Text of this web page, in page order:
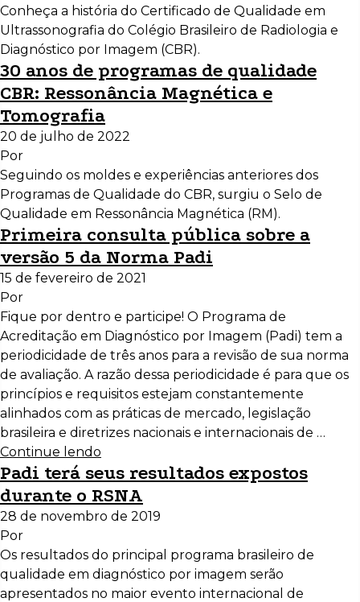
Conheça a história do Certificado de Qualidade em
Ultrassonografia do Colégio Brasileiro de Radiologia e
Diagnóstico por Imagem (CBR).
30 anos de programas de qualidade
CBR: Ressonância Magnética e
Tomografia
20 de julho de 2022
Por
Seguindo os moldes e experiências anteriores dos
Programas de Qualidade do CBR, surgiu o Selo de
Qualidade em Ressonância Magnética (RM).
Primeira consulta pública sobre a
versão 5 da Norma Padi
15 de fevereiro de 2021
Por
Fique por dentro e participe! O Programa de
Acreditação em Diagnóstico por Imagem (Padi) tem a
periodicidade de três anos para a revisão de sua norma
de avaliação. A razão dessa periodicidade é para que os
princípios e requisitos estejam constantemente
alinhados com as práticas de mercado, legislação
brasileira e diretrizes nacionais e internacionais de …
Continue lendo
Padi terá seus resultados expostos
durante o RSNA
28 de novembro de 2019
Por
Os resultados do principal programa brasileiro de
qualidade em diagnóstico por imagem serão
apresentados no maior evento internacional de